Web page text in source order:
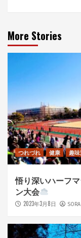
More Stories
つれづれ 健康 趣
悟り深いハーフ
ン大会
2023年3月8日 SORA